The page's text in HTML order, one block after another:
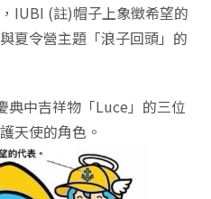
IUBI (註)帽子上象徵希望的
夏令營主題「浪子回頭」的
中吉祥物「Luce」的三位
天使的角色。